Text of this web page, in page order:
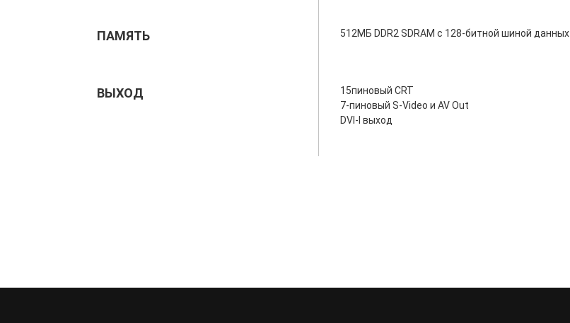
ПАМЯТЬ 512МБ DDR2 SDRAM с 128-битной шиной данных
ВЫХОД
15пиновый CRT
7-пиновый S-Video и AV Out
DVI-I выход